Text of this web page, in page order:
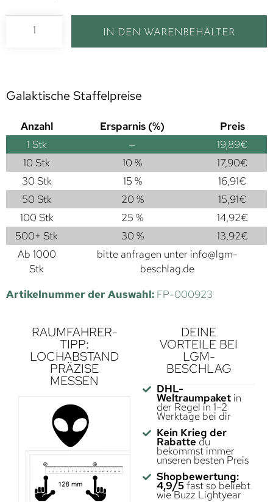
IN DEN WARENBEHÄLTER
Galaktische Staffelpreise
Anzahl Ersparnis (%)
Preis
1 Stk — 19,89€
10 Stk
10 % 17,90€
30 Stk
15 % 16,91€
50 Stk
20 % 15,91€
100 Stk
25 % 14,92€
500+ Stk
30 % 13,92€
Ab 1000
Stk
bitte anfragen unter info@lgm-
beschlag.de
Artikelnummer der Auswahl: FP-000923
RAUMFAHRER-
TIPP:
LOCHABSTAND
PRÄZISE
MESSEN
DEINE
VORTEILE BEI
LGM-
BESCHLAG
DHL-
Weltraumpaketin
der Regel in 1–2
Werktage bei dir
Kein Krieg der
Rabatte du
bekommst immer
unseren besten Preis
Shopbewertung:
4,9/5fast so beliebt
wie Buzz Lightyear